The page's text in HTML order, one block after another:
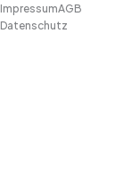
ImpressumAGB
Datenschutz